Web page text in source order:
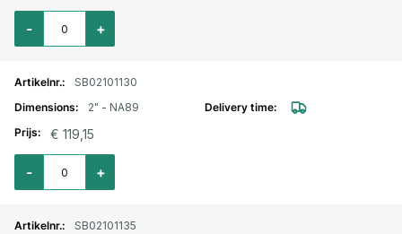
Aantal voor Storz lm. aansluitstuk buitendraad draaibaar 2" - NA81
+
-
SB02101130
2" - NA89
€ 119,15
Aantal voor Storz lm. aansluitstuk buitendraad draaibaar 2" - NA89
+
-
SB02101135